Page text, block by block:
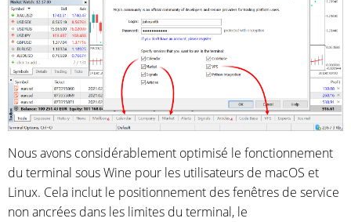
Nous avons considérablement optimisé le fonctionnement
du terminal sous Wine pour les utilisateurs de macOS et
Linux. Cela inclut le positionnement des fenêtres de service
non ancrées dans les limites du terminal, le